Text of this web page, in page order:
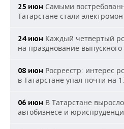
25 июн Самыми
Татарстане стали
24 июн Каждый четвертый
на празднование
08 июн Росреестр: интерес
в Татарстане упал почти на
06 июн В Татарстане
автобизнесе и